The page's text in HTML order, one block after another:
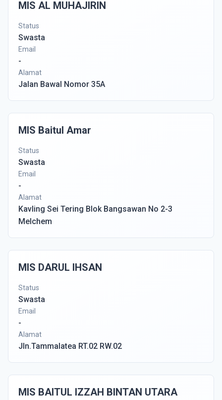
MIS AL MUHAJIRIN
Status
Swasta
Email
-
Alamat
Jalan Bawal Nomor 35A
MIS Baitul Amar
Status
Swasta
Email
-
Alamat
Kavling Sei Tering Blok Bangsawan No 2-3
Melchem
MIS DARUL IHSAN
Status
Swasta
Email
-
Alamat
Jln.Tammalatea RT.02 RW.02
MIS BAITUL IZZAH BINTAN UTARA